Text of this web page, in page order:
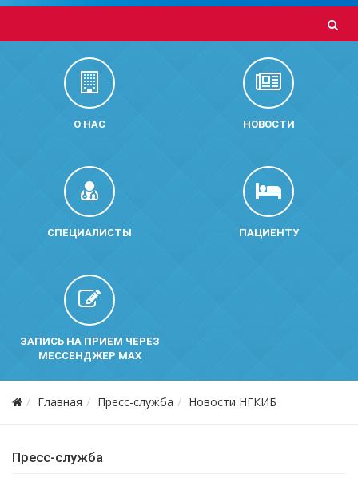
О НАС НОВОСТИ
СПЕЦИАЛИСТЫ ПАЦИЕНТУ
ЗАПИСЬ НА ПРИЕМ ЧЕРЕЗ
МЕССЕНДЖЕР MAX
Главная Пресс-служба Новости НГКИБ
Пресс-служба